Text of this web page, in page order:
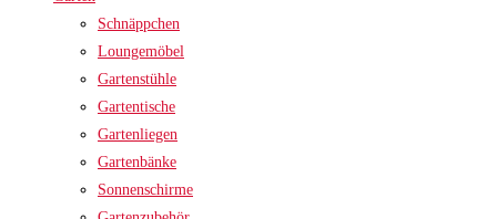
Schnäppchen
Loungemöbel
Gartenstühle
Gartentische
Gartenliegen
Gartenbänke
Sonnenschirme